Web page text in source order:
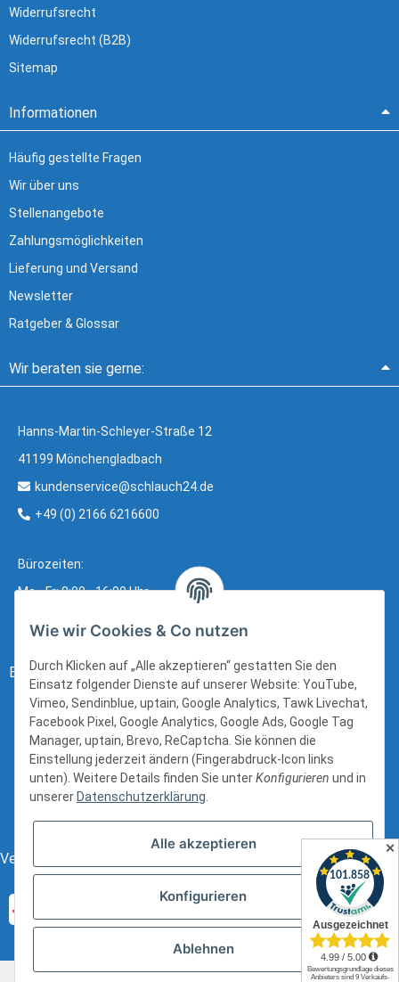
Widerrufsrecht
Widerrufsrecht (B2B)
Sitemap
Informationen
Häufig gestellte Fragen
Wir über uns
Stellenangebote
Zahlungsmöglichkeiten
Lieferung und Versand
Newsletter
Ratgeber & Glossar
Wir beraten sie gerne:
Hanns-Martin-Schleyer-Straße 12
41199 Mönchengladbach
kundenservice@schlauch24.de
+49 (0) 2166 6216600
Bürozeiten:
Mo - Fr: 8:00 - 16:00 Uhr
Bezahlung:
Versand:
* Alle Preise inkl. gesetzlicher USt., zzgl.Versand
Wie wir Cookies & Co nutzen
Durch Klicken auf „Alle akzeptieren“ gestatten Sie den
Einsatz folgender Dienste auf unserer Website: YouTube,
Vimeo, Sendinblue, uptain, Google Analytics, Tawk Livechat,
Facebook Pixel, Google Analytics, Google Ads, Google Tag
Manager, uptain, Brevo, ReCaptcha. Sie können die
Einstellung jederzeit ändern (Fingerabdruck-Icon links
unten). Weitere Details finden Sie unterKonfigurieren und in
unserer Datenschutzerklärung.
Alle akzeptieren
Konfigurieren
Ablehnen
✕